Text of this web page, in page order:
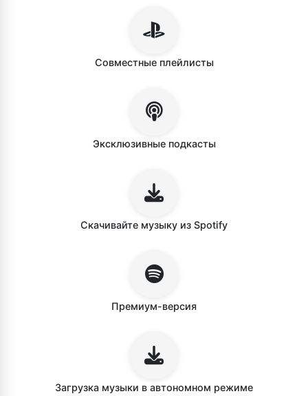
Совместные плейлисты
Эксклюзивные подкасты
Скачивайте музыку из Spotify
Премиум-версия
Загрузка музыки в автономном режиме